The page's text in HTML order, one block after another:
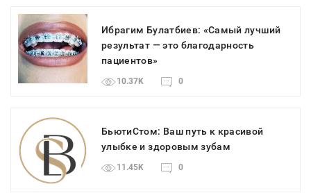
Ибрагим Булатбиев: «Самый лучший
результат — это благодарность
пациентов»
10.37K 0
БьютиСтом: Ваш путь к красивой
улыбке и здоровым зубам
11.45K 0